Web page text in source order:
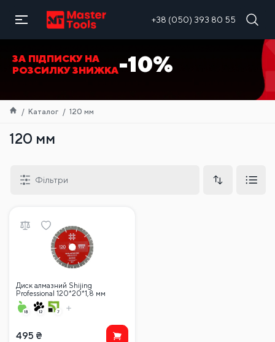
+38 (050) 393 80 55
UA
ЗА ПІДПИСКУ НА
РОЗСИЛКУ ЗНИЖКА-10%
Каталог 120 мм
120 мм
Фільтри
Диск алмазний Shijing
Professional 120*20*1,8 мм
495 ₴